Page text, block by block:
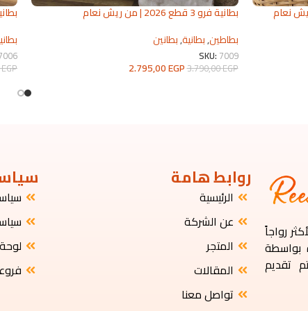
مقاس 70×140 – ريش نعام
بطانية فرو 3 قطع 2026 | من ريش نعام
بطاطين,بطانية,بطانين
SKU: 7009
3.790,00EGP
2.795,00EGP
EGP
رواجاً
بواسطة
تقديم
روابط هامة
الرئيسية
عن الشركة
المتجر
المقالات
تواصل معنا